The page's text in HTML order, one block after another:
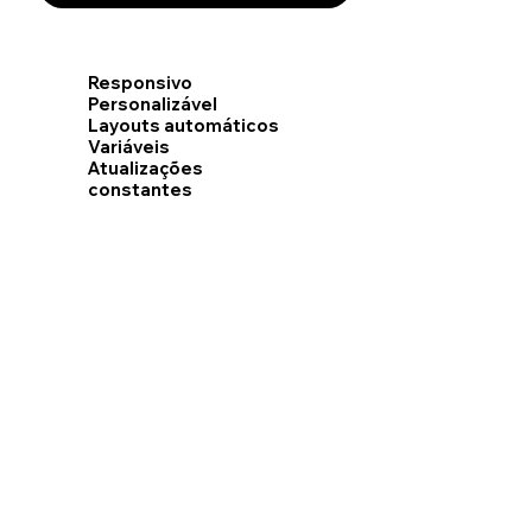
Responsivo
Personalizável
Layouts automáticos
Variáveis
Atualizações
constantes